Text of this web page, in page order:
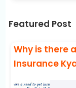
Featured Post
Why is there
Insurance